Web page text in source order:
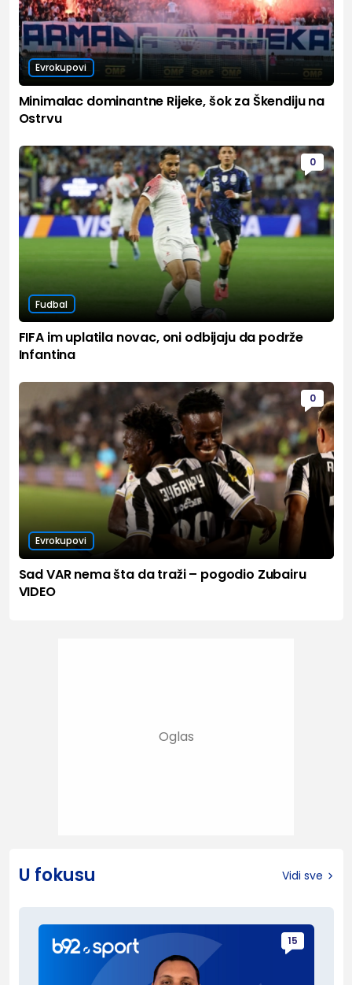
Evrokupovi
Minimalac dominantne Rijeke, šok za Škendiju na
Ostrvu
0
Fudbal
FIFA im uplatila novac, oni odbijaju da podrže
Infantina
0
Evrokupovi
Sad VAR nema šta da traži – pogodio Zubairu
VIDEO
U fokusu Vidi sve
15